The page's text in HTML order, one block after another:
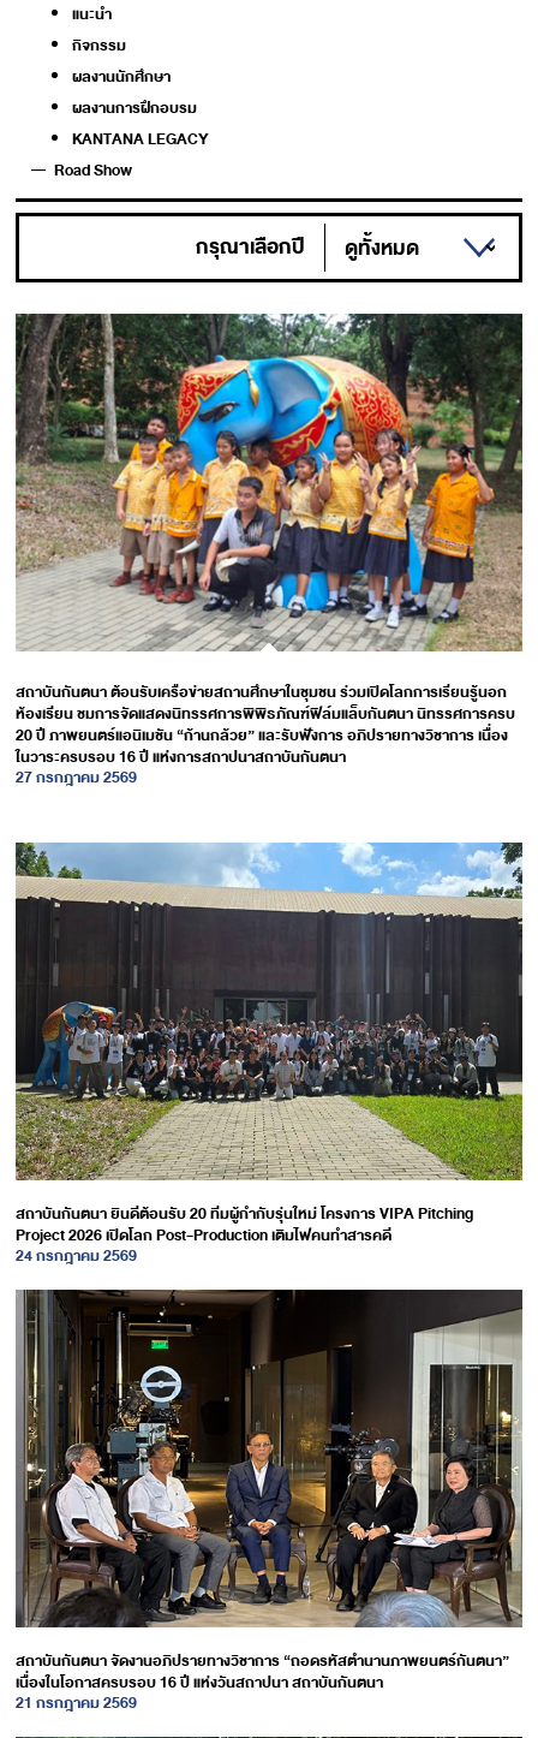
แนะนำ
กิจกรรม
ผลงานนักศึกษา
ผลงานการฝึกอบรม
KANTANA LEGACY
Road Show
กรุณาเลือกปี
สถาบันกันตนา ต้อนรับเครือข่ายสถานศึกษาในชุมชน ร่วมเปิดโลกการเรียนรู้นอก
ห้องเรียน ชมการจัดแสดงนิทรรศการพิพิธภัณฑ์ฟิล์มแล็บกันตนา นิทรรศการครบ
20 ปี ภาพยนตร์แอนิเมชัน “ก้านกล้วย” และรับฟังการ อภิปรายทางวิชาการ เนื่อง
ในวาระครบรอบ 16 ปี แห่งการสถาปนาสถาบันกันตนา
27 กรกฎาคม 2569
สถาบันกันตนา ยินดีต้อนรับ 20 ทีมผู้กำกับรุ่นใหม่ โครงการ VIPA Pitching
Project 2026 เปิดโลก Post-Production เติมไฟคนทำสารคดี
24 กรกฎาคม 2569
สถาบันกันตนา จัดงานอภิปรายทางวิชาการ “ถอดรหัสตำนานภาพยนตร์กันตนา”
เนื่องในโอกาสครบรอบ 16 ปี แห่งวันสถาปนา สถาบันกันตนา
21 กรกฎาคม 2569